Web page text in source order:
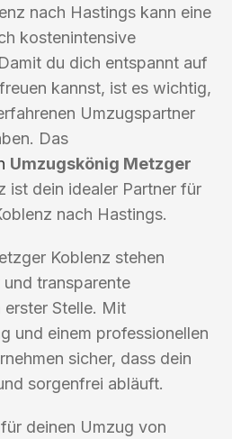
nach Hastings kann eine
kostenintensive
du dich entspannt auf
kannst, ist es wichtig,
Umzugspartner
Das
Umzugskönig Metzger
ist dein idealer Partner für
nach Hastings.
Koblenz stehen
transparente
erster Stelle. Mit
und einem professionellen
sicher, dass dein
sorgenfrei abläuft.
deinen Umzug von